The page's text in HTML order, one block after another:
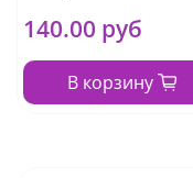
140.00 руб
В корзину